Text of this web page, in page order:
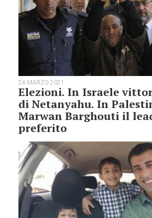
24 MARZO 2021
Elezioni. In Israele
di Netanyahu. In
Marwan Barghouti il
preferito